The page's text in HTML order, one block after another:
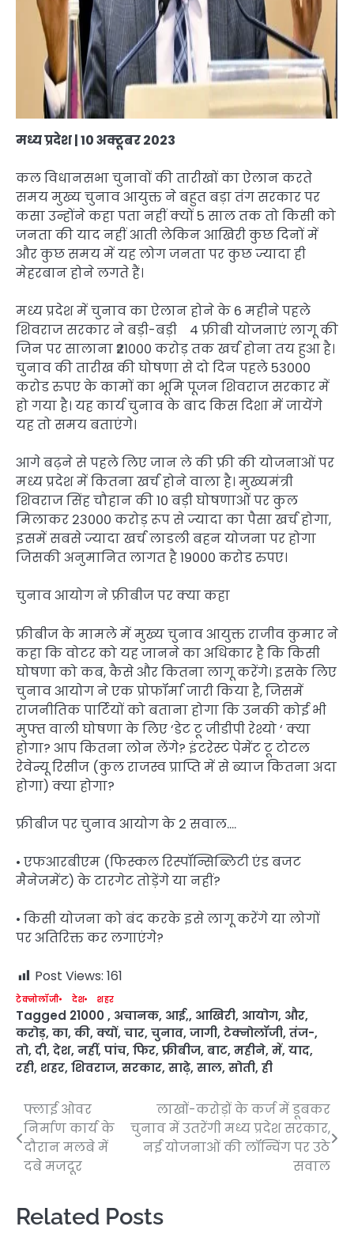
मध्य प्रदेश | 10 अक्टूबर 2023
कल विधानसभा चुनावों की तारीखों का ऐलान करते
समय मुख्य चुनाव आयुक्त ने बहुत बड़ा तंग सरकार पर
कसा उन्होंने कहा पता नहीं क्यों 5 साल तक तो किसी को
जनता की याद नहीं आती लेकिन आखिरी कुछ दिनों में
और कुछ समय में यह लोग जनता पर कुछ ज्यादा ही
मेहरबान होने लगते हैं।
मध्य प्रदेश में चुनाव का ऐलान होने के 6 महीने पहले
शिवराज सरकार ने बड़ी-बड़ी 4 फ्रीबी योजनाएं लागू की
जिन पर सालाना ₹21000 करोड़ तक खर्च होना तय हुआ है।
चुनाव की तारीख की घोषणा से दो दिन पहले 53000
करोड रुपए के कामों का भूमि पूजन शिवराज सरकार में
हो गया है। यह कार्य चुनाव के बाद किस दिशा में जायेंगे
यह तो समय बताएंगे।
आगे बढ़ने से पहले लिए जान ले की फ्री की योजनाओं पर
मध्य प्रदेश में कितना खर्च होने वाला है। मुख्यमंत्री
शिवराज सिंह चौहान की 10 बड़ी घोषणाओं पर कुल
मिलाकर 23000 करोड़ रूप से ज्यादा का पैसा खर्च होगा,
इसमें सबसे ज्यादा खर्च लाडली बहन योजना पर होगा
जिसकी अनुमानित लागत है 19000 करोड रुपए।
चुनाव आयोग ने फ्रीबीज पर क्या कहा
फ्रीबीज के मामले में मुख्य चुनाव आयुक्त राजीव कुमार ने
कहा कि वोटर को यह जानने का अधिकार है कि किसी
घोषणा को कब, कैसे और कितना लागू करेंगे। इसके लिए
चुनाव आयोग ने एक प्रोफॉर्मा जारी किया है, जिसमें
राजनीतिक पार्टियों को बताना होगा कि उनकी कोई भी
मुफ्त वाली घोषणा के लिए ‘डेट टू जीडीपी रेश्यो ‘ क्या
होगा? आप कितना लोन लेंगे? इंटरेस्ट पेमेंट टू टोटल
रेवेन्यू रिसीज (कुल राजस्व प्राप्ति में से ब्याज कितना अदा
होगा) क्या होगा?
फ्रीबीज पर चुनाव आयोग के 2 सवाल….
• एफआरबीएम (फिस्कल रिस्पॉन्सिब्लिटी एंड बजट
मैनेजमेंट) के टारगेट तोड़ेंगे या नहीं?
• किसी योजना को बंद करके इसे लागू करेंगे या लोगों
पर अतिरिक्त कर लगाएंगे?
Post Views: 161
टेक्नोलॉजी देश शहर
Tagged 21000 , अचानक, आई,, आखिरी, आयोग, और,
करोड़, का, की, क्यों, चार, चुनाव, जागी, टेक्नोलॉजी, तंज-,
तो, दी, देश, नहीं, पांच, फिर, फ्रीबीज, बाट, महीने, में, याद,
रही, शहर, शिवराज, सरकार, साढ़े, साल, सोती, ही
Post
navigation
फ्लाई ओवर
निर्माण कार्य के
दौरान मलबे में
दबे मजदूर
लाखों-करोड़ों के कर्ज में डूबकर
चुनाव में उतरेंगी मध्य प्रदेश सरकार,
नई योजनाओं की लॉन्चिंग पर उठे
सवाल
Related Posts